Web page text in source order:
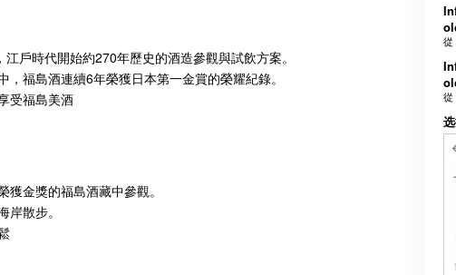
戶時代開始約270年歷史的酒造參觀與試飲方案。
福島酒連續6年榮獲日本第一金賞的榮耀紀錄。
受福島美酒
獲金獎的福島酒藏中參觀。
岸散步。
從
從